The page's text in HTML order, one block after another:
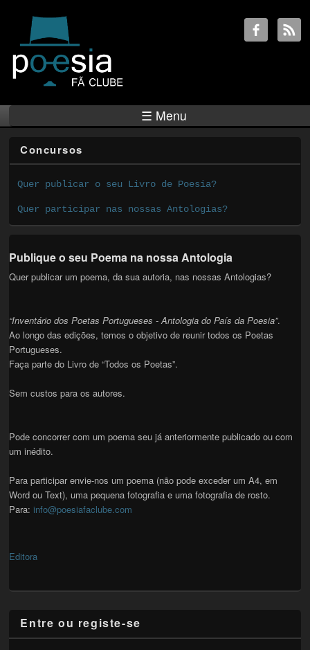
☰ Menu
Concursos
Quer publicar o seu Livro de Poesia?
Quer participar nas nossas Antologias?
Publique o seu Poema na nossa Antologia
Quer publicar um poema, da sua autoria, nas nossas Antologias?
“Inventário dos Poetas Portugueses - Antologia do País da Poesia”.
Ao longo das edições, temos o objetivo de reunir todos os Poetas
Portugueses.
Faça parte do Livro de “Todos os Poetas”.
Sem custos para os autores.
Pode concorrer com um poema seu já anteriormente publicado ou com
um inédito.
Para participar envie-nos um poema (não pode exceder um A4, em
Word ou Text), uma pequena fotografia e uma fotografia de rosto.
Para:info@poesiafaclube.com
Editora
Entre ou registe-se